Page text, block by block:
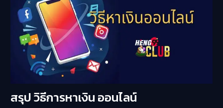
สรุป วิธีการหาเงิน ออนไลน์